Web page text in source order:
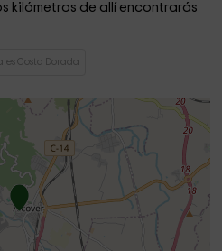
kilómetros de allí encontrarás
Costa Dorada